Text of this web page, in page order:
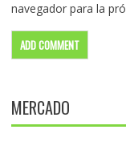
navegador para la
MERCADO